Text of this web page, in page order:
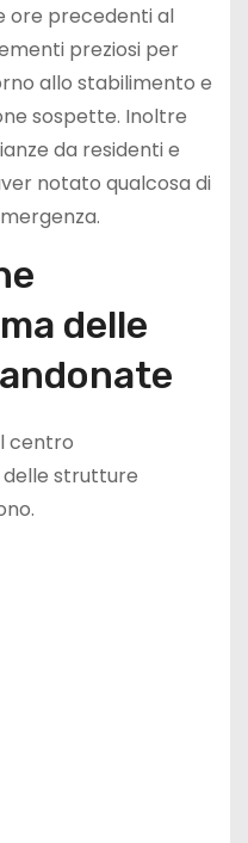
ore precedenti al
preziosi per
allo stabilimento e
sospette. Inoltre
da residenti e
notato qualcosa di
delle
centro
delle strutture